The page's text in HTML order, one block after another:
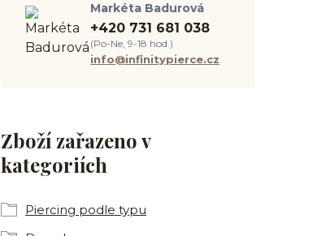
Zboží zařazeno v
kategoriích
Piercing podle typu
Markéta Badurová
+420 731 681 038
(Po-Ne, 9-18 hod.)
info@infinitypierce.cz